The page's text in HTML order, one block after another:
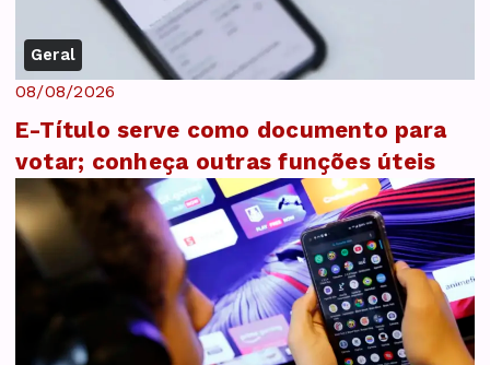
Geral
08/08/2026
E-Título serve como documento para
votar; conheça outras funções úteis